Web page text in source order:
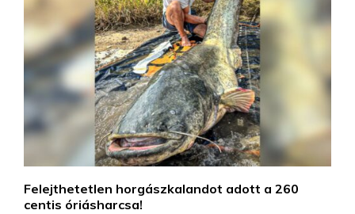
Felejthetetlen horgászkalandot adott a 260
centis óriásharcsa!